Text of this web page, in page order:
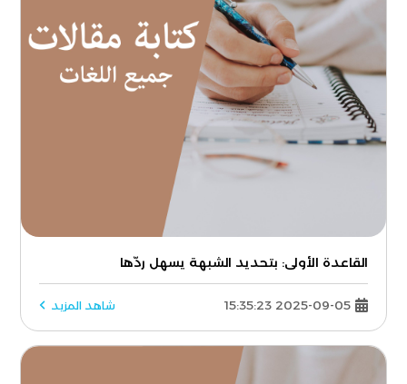
القاعدة الأولى: بتحديد الشبهة يسهل ردّها
2025-09-05 15:35:23 شاهد المزيد